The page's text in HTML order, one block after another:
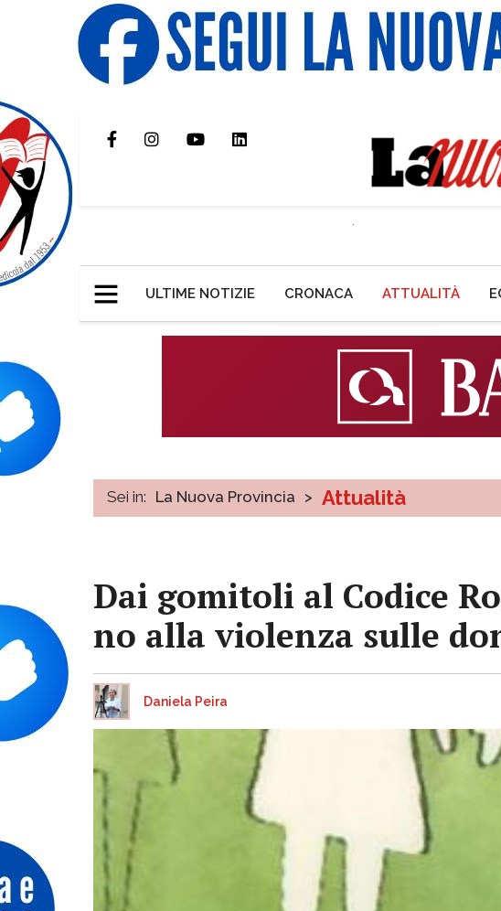
ULTIME NOTIZIE CRONACA ATTUALITÀ
Sei in: La Nuova Provincia > Attualità
Dai gomitoli al Codice
no alla violenza sulle
Daniela Peira